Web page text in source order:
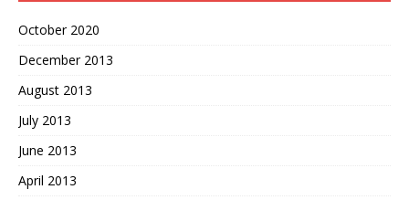
October 2020
December 2013
August 2013
July 2013
June 2013
April 2013